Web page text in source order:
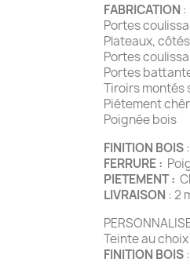
FABRICATION :
Portes
Plateaux,
Portes
Portes
Tiroirs montés
Piétement
Poignée bois
FINITION BOIS
FERRURE :
PIETEMENT :
LIVRAISON : 2
Teinte au
FINITION BOIS: